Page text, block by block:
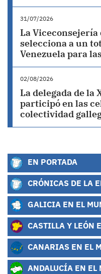
31/07/2026
La
selecciona a un
Venezuela para
02/08/2026
La delegada de la
participó en las
colectividad
EN PORTADA
CRÓNICAS DE LA
GALICIA EN EL
CASTILLA Y LEÓN
CANARIAS EN EL
ANDALUCÍA EN EL